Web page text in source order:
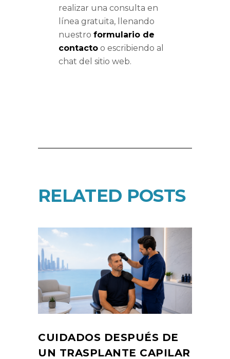
realizar una consulta en
línea gratuita, llenando
nuestro formulario de
contacto o escribiendo al
chat del sitio web.
RELATED POSTS
CUIDADOS DESPUÉS DE
UN TRASPLANTE CAPILAR